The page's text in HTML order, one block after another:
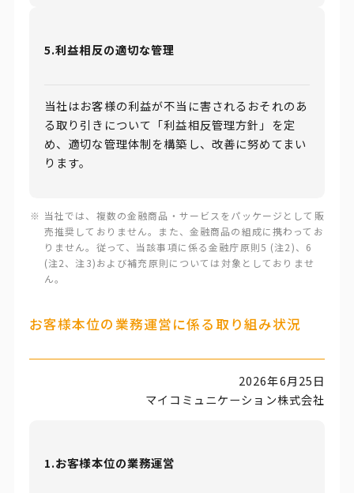
5.利益相反の適切な管理
当社はお客様の利益が不当に害されるおそれのあ
る取り引きについて「利益相反管理方針」を定
め、適切な管理体制を構築し、改善に努めてまい
ります。
当社では、複数の金融商品・サービスをパッケージとして販
売推奨しておりません。また、金融商品の組成に携わってお
りません。従って、当該事項に係る金融庁原則5 (注2)、6
(注2、注3)および補充原則については対象としておりませ
ん。
お客様本位の業務運営に係る取り組み状況
2026年6月25日
マイコミュニケーション株式会社
1.お客様本位の業務運営